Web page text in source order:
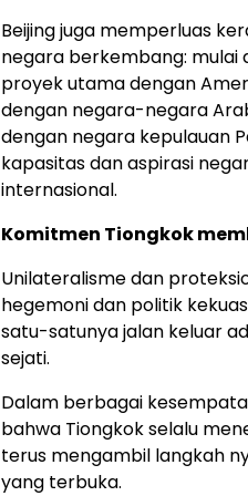
Beijingjuga memperluas
negara berkembang: mulai
proyek utama dengan
dengan negara-negara
dengan negara kepulauan
kapasitas dan aspirasi
internasional.
Komitmen Tiongkok
Unilateralisme dan
hegemoni dan politik
satu-satunya jalan keluar
sejati.
Dalam berbagai
bahwa Tiongkok selalu
terus mengambil langkah
yang terbuka.